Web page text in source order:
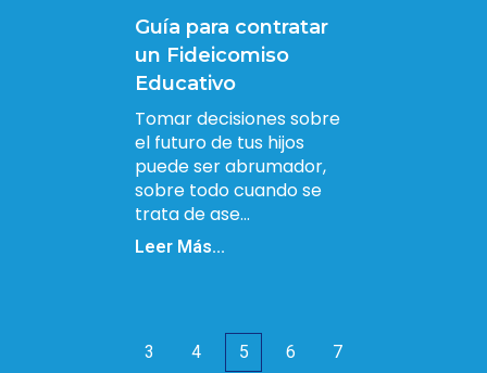
Guía para contratar
un Fideicomiso
Educativo
Tomar decisiones sobre
el futuro de tus hijos
puede ser abrumador,
sobre todo cuando se
trata de ase...
Leer Más...
3 4 5 6 7